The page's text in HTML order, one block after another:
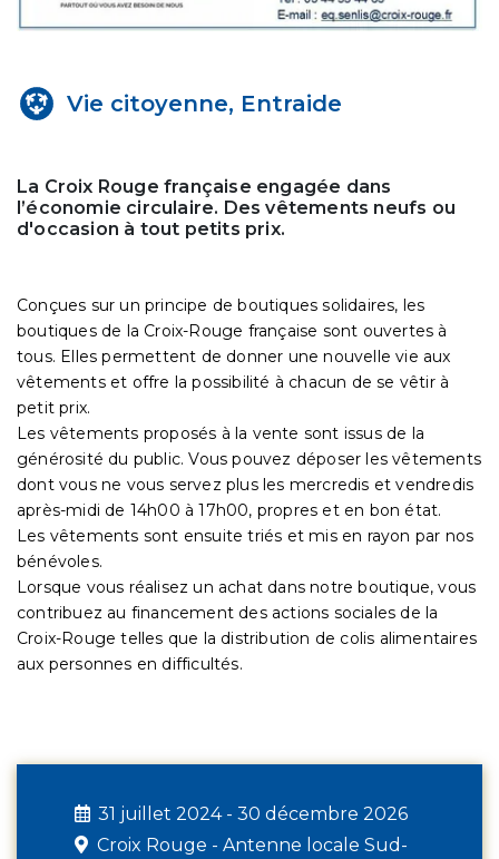
Vie citoyenne, Entraide
La Croix Rouge française engagée dans
l’économie circulaire. Des vêtements neufs ou
d'occasion à tout petits prix.
Conçues sur un principe de boutiques solidaires, les
boutiques de la Croix-Rouge française sont ouvertes à
tous. Elles permettent de donner une nouvelle vie aux
vêtements et offre la possibilité à chacun de se vêtir à
petit prix.
Les vêtements proposés à la vente sont issus de la
générosité du public. Vous pouvez déposer les vêtements
dont vous ne vous servez plus les mercredis et vendredis
après-midi de 14h00 à 17h00, propres et en bon état.
Les vêtements sont ensuite triés et mis en rayon par nos
bénévoles.
Lorsque vous réalisez un achat dans notre boutique, vous
contribuez au financement des actions sociales de la
Croix-Rouge telles que la distribution de colis alimentaires
aux personnes en difficultés.
31 juillet 2024 - 30 décembre 2026
Croix Rouge - Antenne locale Sud-